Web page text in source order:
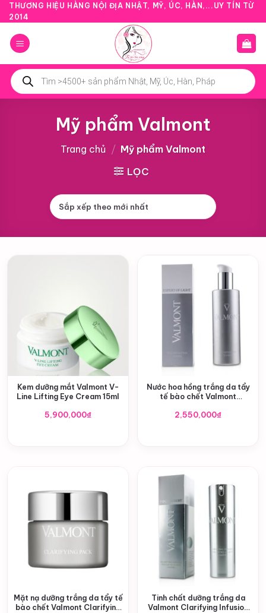
Bỏ
qua
nội
dung
THƯƠNG HIỆU HÀNG NỘI ĐỊA NHẬT, MỸ, ÚC, HÀN,...UY TÍN TỪ
2014
Tìm
kiếm
sản
phẩm
Mỹ phẩm Valmont
Trang chủ / Mỹ phẩm Valmont
LỌC
Kem dưỡng mắt Valmont V-
Line Lifting Eye Cream 15ml
5,900,000₫
Nước hoa hồng trắng da tẩy
tế bào chết Valmont
2,550,000₫
Mặt nạ dưỡng trắng da tẩy tế
bào chết Valmont Clarifying
Tinh chất dưỡng trắng da
Valmont Clarifying Infusion